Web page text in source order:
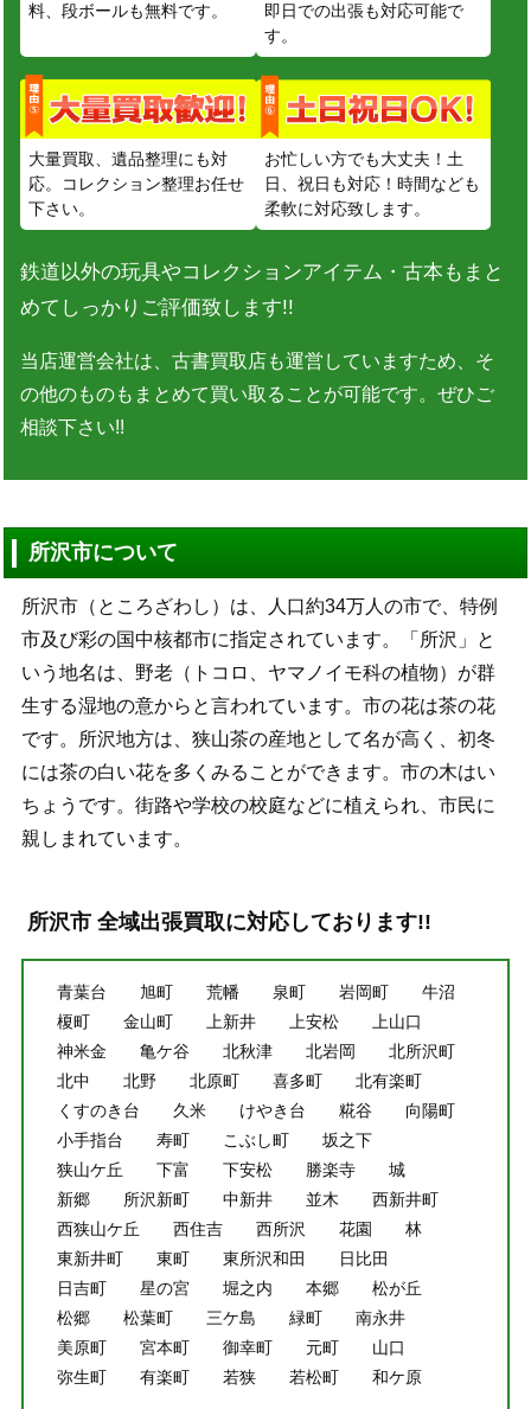
料、段ボールも無料です。
即日での出張も対応可能で
す。
大量買取、遺品整理にも対
応。コレクション整理お任せ
下さい。
お忙しい方でも大丈夫！土
日、祝日も対応！時間なども
柔軟に対応致します。
鉄道以外の玩具やコレクションアイテム・古本もまと
めてしっかりご評価致します!!
当店運営会社は、古書買取店も運営していますため、そ
の他のものもまとめて買い取ることが可能です。ぜひご
相談下さい!!
所沢市について
所沢市（ところざわし）は、人口約34万人の市で、特例
市及び彩の国中核都市に指定されています。「所沢」と
いう地名は、野老（トコロ、ヤマノイモ科の植物）が群
生する湿地の意からと言われています。市の花は茶の花
です。所沢地方は、狭山茶の産地として名が高く、初冬
には茶の白い花を多くみることができます。市の木はい
ちょうです。街路や学校の校庭などに植えられ、市民に
親しまれています。
所沢市 全域出張買取に対応しております!!
青葉台 旭町 荒幡 泉町 岩岡町
牛沼
榎町
金山町 上新井 上安松
上山口
神米金
亀ケ谷 北秋津 北岩岡
北所沢町
北中
北野 北原町 喜多町
北有楽町
くすのき台
久米 けやき台 糀谷
向陽町
小手指台
寿町 こぶし町
坂之下
狭山ケ丘
下富 下安松 勝楽寺
城
新郷
所沢新町 中新井 並木
西新井町
西狭山ケ丘
西住吉 西所沢 花園
林
東新井町
東町 東所沢和田
日比田
日吉町
星の宮 堀之内 本郷
松が丘
松郷
松葉町 三ケ島 緑町
南永井
美原町
宮本町 御幸町 元町
山口
弥生町
有楽町 若狭 若松町 和ケ原